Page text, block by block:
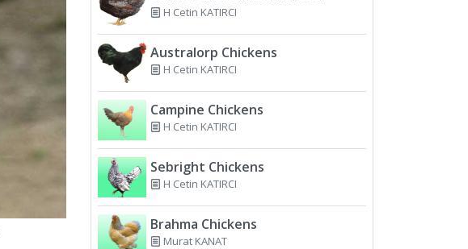
H Cetin KATIRCI
Australorp Chickens
H Cetin KATIRCI
Campine Chickens
H Cetin KATIRCI
Sebright Chickens
H Cetin KATIRCI
Brahma Chickens
Murat KANAT